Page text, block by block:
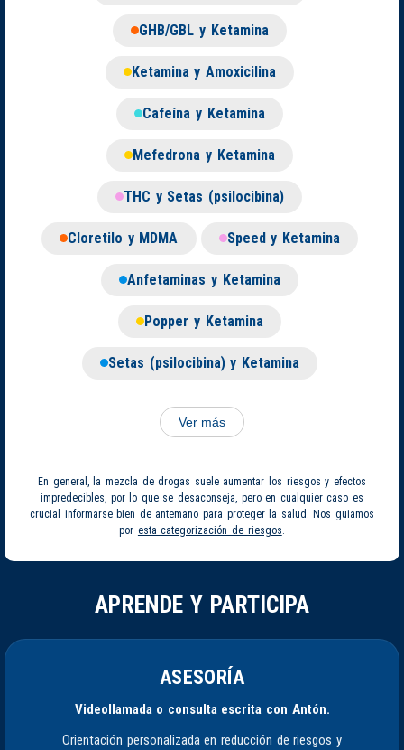
GHB/GBL y Ketamina
Ketamina y Amoxicilina
Cafeína y Ketamina
Mefedrona y Ketamina
THC y Setas (psilocibina)
Cloretilo y MDMA Speed y Ketamina
Anfetaminas y Ketamina
Popper y Ketamina
Setas (psilocibina) y Ketamina
Ver más
En general, la mezcla de drogas suele aumentar los riesgos y efectos
impredecibles, por lo que se desaconseja, pero en cualquier caso es
crucial informarse bien de antemano para proteger la salud. Nos guiamos
por esta categorización de riesgos.
APRENDE Y PARTICIPA
ASESORÍA
Videollamada o consulta escrita con Antón.
Orientación personalizada en reducción de riesgos y